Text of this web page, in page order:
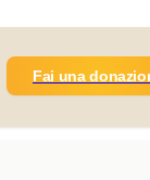
Fai una